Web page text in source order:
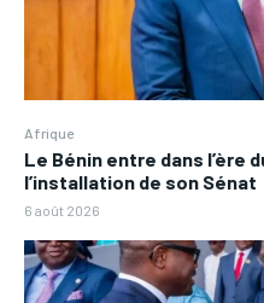
Afrique
Le Bénin entre dans l’ère
l’installation de son Sénat
6 août 2026